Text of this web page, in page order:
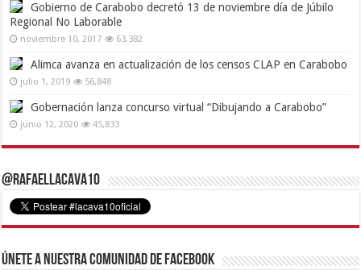
Gobierno de Carabobo decretó 13 de noviembre día de Júbilo
Regional No Laborable
noviembre 10, 2017 63,382
Alimca avanza en actualización de los censos CLAP en Carabobo
julio 1, 2019 56,848
Gobernación lanza concurso virtual “Dibujando a Carabobo”
junio 12, 2020 45,833
@RafaelLacava10
Únete a nuestra comunidad de Facebook